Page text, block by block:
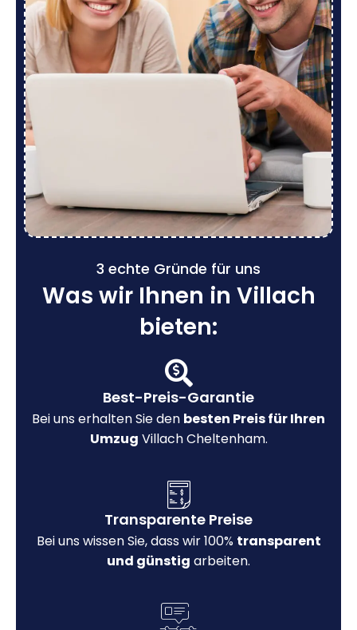
3 echte Gründe für uns
Was wir Ihnen in Villach
bieten:
Best-Preis-Garantie
Bei uns erhalten Sie den besten Preis für Ihren
Umzug Villach Cheltenham.
Transparente Preise
Bei uns wissen Sie, dass wir 100% transparent
und günstig arbeiten.